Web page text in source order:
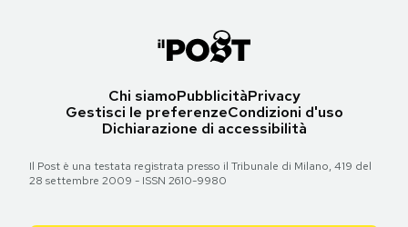
Chi siamoPubblicitàPrivacy
Gestisci le preferenzeCondizioni d'uso
Dichiarazione di accessibilità
Il Post è una testata registrata presso il Tribunale di Milano, 419 del
28 settembre 2009 - ISSN 2610-9980